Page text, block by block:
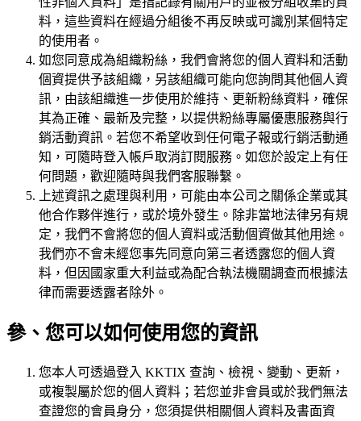
料，這些資料在經過分組後不再反映或可識別某個特定
的使用者。
如您同意成為組織粉絲，我們會將您的個人資料和活動
個資提供予該組織，另該組織可能向您詢問其他個人資
訊，由該組織進一步使用於維持、更新粉絲資料，確保
其為正確、最新及完整，以提供粉絲專屬優惠服務與行
銷活動資訊。若您不希望收到任何電子報或行銷活動通
知，可隨時登入帳戶取消訂閱服務。如您於設定上有任
何問題，歡迎隨時與我們客服聯繫。
上述資訊之處理與利用，可能由本公司之關係企業或其
他合作夥伴進行，或於境外發生。除非當地法律另有規
定，我們不會將您的個人資料或活動個資做其他用途。
我們亦不會未經您事先同意向第三者透露您的個人資
料，但因國家重大利益或為配合執法機關調查而根據法
律而需要透露者除外。
參、您可以如何使用您的資訊
您本人可透過登入 KKTIX 查詢、檢視、變動、更新，
或複製屬於您的個人資料；若您並非會員或於我們無法
查證您的會員身分，您須提供相關個人資料及書面資